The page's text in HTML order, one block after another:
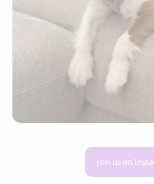
Join us on